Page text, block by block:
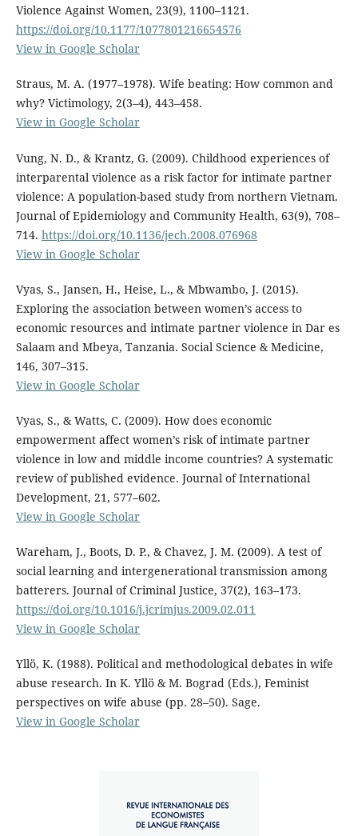
Violence Against Women, 23(9), 1100–1121.
https://doi.org/10.1177/1077801216654576
View in Google Scholar
Straus, M. A. (1977–1978). Wife beating: How common and
why? Victimology, 2(3–4), 443–458.
View in Google Scholar
Vung, N. D., & Krantz, G. (2009). Childhood experiences of
interparental violence as a risk factor for intimate partner
violence: A population-based study from northern Vietnam.
Journal of Epidemiology and Community Health, 63(9), 708–
714. https://doi.org/10.1136/jech.2008.076968
View in Google Scholar
Vyas, S., Jansen, H., Heise, L., & Mbwambo, J. (2015).
Exploring the association between women’s access to
economic resources and intimate partner violence in Dar es
Salaam and Mbeya, Tanzania. Social Science & Medicine,
146, 307–315.
View in Google Scholar
Vyas, S., & Watts, C. (2009). How does economic
empowerment affect women’s risk of intimate partner
violence in low and middle income countries? A systematic
review of published evidence. Journal of International
Development, 21, 577–602.
View in Google Scholar
Wareham, J., Boots, D. P., & Chavez, J. M. (2009). A test of
social learning and intergenerational transmission among
batterers. Journal of Criminal Justice, 37(2), 163–173.
https://doi.org/10.1016/j.jcrimjus.2009.02.011
View in Google Scholar
Yllö, K. (1988). Political and methodological debates in wife
abuse research. In K. Yllö & M. Bograd (Eds.), Feminist
perspectives on wife abuse (pp. 28–50). Sage.
View in Google Scholar